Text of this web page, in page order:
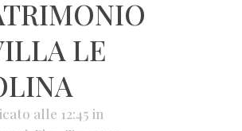
LE
alle 12:45 in